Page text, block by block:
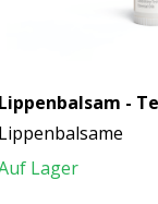
die die
Tag Freude
Lippenbalsam -
Lippenbalsame
Lager